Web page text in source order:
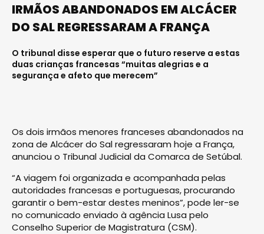
IRMÃOS ABANDONADOS EM ALCÁCER
DO SAL REGRESSARAM A FRANÇA
O tribunal disse esperar que o futuro reserve a estas
duas crianças francesas “muitas alegrias e a
segurança e afeto que merecem”
Os dois irmãos menores franceses abandonados na
zona de Alcácer do Sal regressaram hoje a França,
anunciou o Tribunal Judicial da Comarca de Setúbal.
“A viagem foi organizada e acompanhada pelas
autoridades francesas e portuguesas, procurando
garantir o bem-estar destes meninos”, pode ler-se
no comunicado enviado à agência Lusa pelo
Conselho Superior de Magistratura (CSM).